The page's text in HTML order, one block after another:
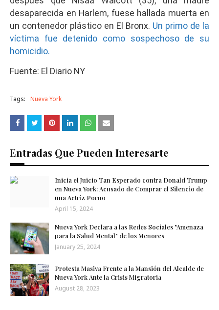
desaparecida en Harlem, fuese hallada muerta en
un contenedor plástico en El Bronx. Un primo de la
víctima fue detenido como sospechoso de su
homicidio.
Fuente: El Diario NY
Tags: Nueva York
Entradas Que Pueden Interesarte
Inicia el Juicio Tan Esperado contra Donald Trump
en Nueva York: Acusado de Comprar el Silencio de
una Actriz Porno
April 15, 2024
Nueva York Declara a las Redes Sociales "Amenaza
para la Salud Mental" de los Menores
January 25, 2024
Protesta Masiva Frente a la Mansión del Alcalde de
Nueva York Ante la Crisis Migratoria
August 28, 2023